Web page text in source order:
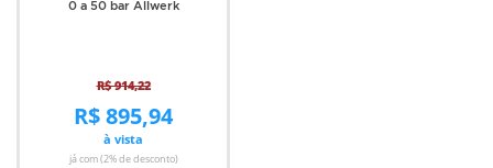
0 a 50 bar Allwerk
R$ 914,22
R$ 895,94
à vista
já com (2% de desconto)